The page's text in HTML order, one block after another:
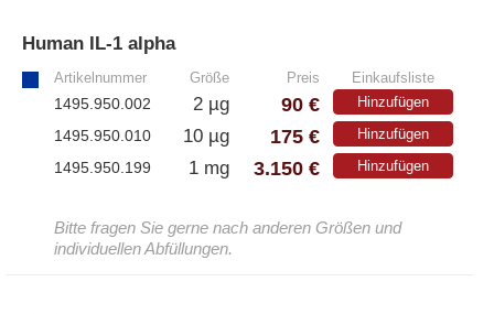
– Alle Athens Produkte
– Proteine
– Antikörper
– Immunoglobulin (Ig)
PeptiGrowth
Human IL-1 alpha
Artikelnummer Größe Preis Einkaufsliste
1495.950.002 2 µg 90 € Hinzufügen
1495.950.010 10 µg 175 € Hinzufügen
1495.950.199 1 mg 3.150 € Hinzufügen
Bitte fragen Sie gerne nach anderen Größen und
individuellen Abfüllungen.